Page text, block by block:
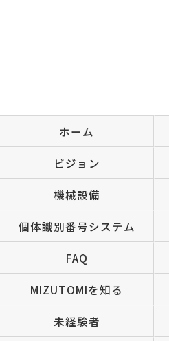
ホーム
ビジョン
機械設備
個体識別番号システム
FAQ
MIZUTOMIを知る
未経験者